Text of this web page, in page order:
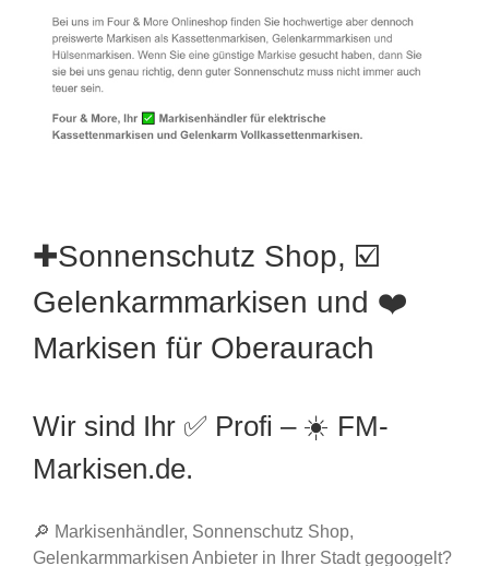
✚Sonnenschutz Shop, ☑️
Gelenkarmmarkisen und ❤️
Markisen für Oberaurach
Wir sind Ihr ✅ Profi – ☀️ FM-
Markisen.de.
🔎 Markisenhändler, Sonnenschutz Shop,
Gelenkarmmarkisen Anbieter in Ihrer Stadt gegoogelt?